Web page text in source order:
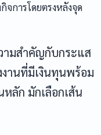
จการโดยตรงหลังจุด
ามสำคัญกับกระแส
งานที่มีเงินทุนพร้อม
ลัก มักเลือกเส้น